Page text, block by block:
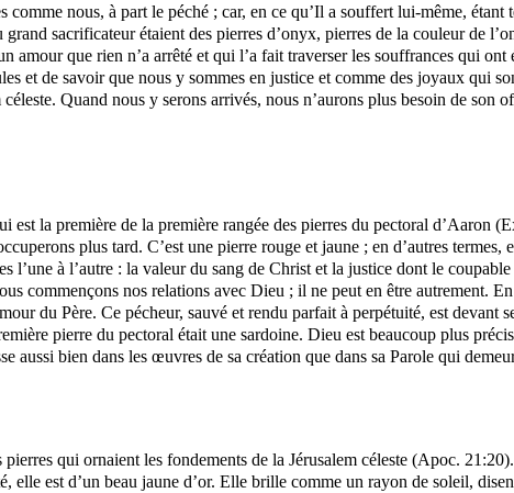
nous, à part le péché ; car, en ce qu’Il a souffert lui-même,
sacrificateur étaient des pierres d’onyx, pierres de la couleur de
que rien n’a arrêté et qui l’a fait traverser les souffrances qui ont
et de savoir que nous y sommes en justice et comme des joyaux qui
Quand nous y serons arrivés, nous n’aurons plus besoin de son
est la première de la première rangée des pierres du pectoral d’Aaron
plus tard. C’est une pierre rouge et jaune ; en d’autres
à l’autre : la valeur du sang de Christ et la justice dont le
commençons nos relations avec Dieu ; il ne peut en être autrement.
du Père. Ce pécheur, sauvé et rendu parfait à perpétuité, est devant
pierre du pectoral était une sardoine. Dieu est beaucoup plus
aussi bien dans les œuvres de sa création que dans sa Parole qui
qui ornaient les fondements de la Jérusalem céleste (Apoc.
elle est d’un beau jaune d’or. Elle brille comme un rayon de soleil,